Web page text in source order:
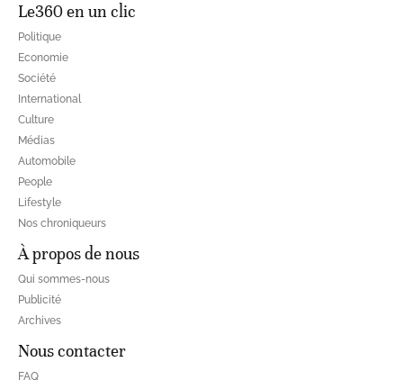
Le360 en un clic
Politique
Economie
Société
International
Culture
Médias
Automobile
People
Lifestyle
Nos chroniqueurs
À propos de nous
Qui sommes-nous
Publicité
Archives
Nous contacter
FAQ